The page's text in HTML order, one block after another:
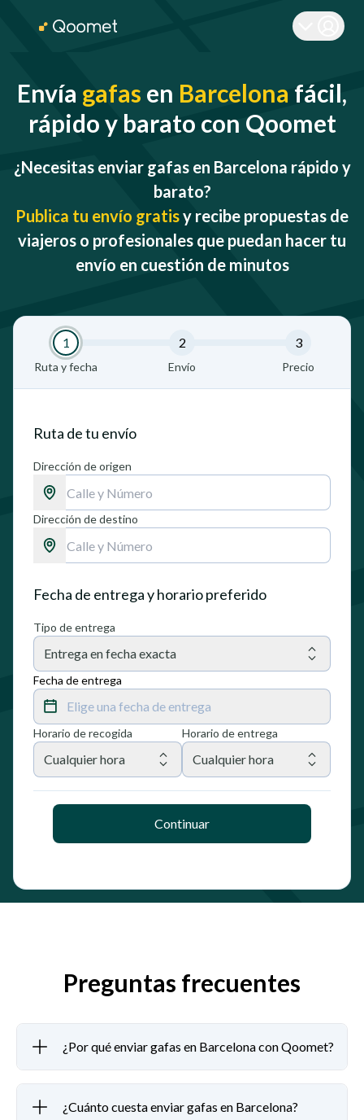
Envía gafas en Barcelona fácil,
rápido y barato con Qoomet
¿Necesitas enviar gafas en Barcelona rápido y
barato?
Publica tu envío gratisy recibe propuestas de
viajeros o profesionales que puedan hacer tu
envío en cuestión de minutos
1
Ruta y fecha
2
Envío
3
Precio
Ruta de tu envío
Dirección de origen
Dirección de destino
Fecha de entrega y horario preferido
Tipo de entrega
Entrega en fecha exacta
Fecha de entrega
Elige una fecha de entrega
Horario de recogida
Cualquier hora
Horario de entrega
Cualquier hora
Continuar
Preguntas frecuentes
¿Por qué enviar gafas en Barcelona con Qoomet?
¿Cuánto cuesta enviar gafas en Barcelona?